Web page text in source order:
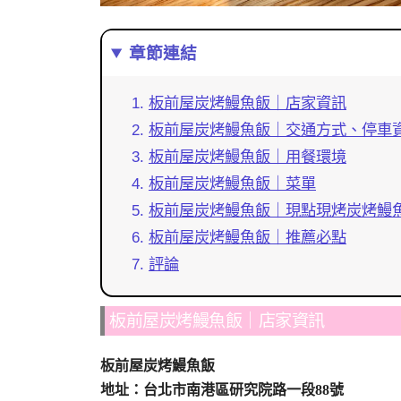
章節連結
板前屋炭烤鰻魚飯｜店家資訊
板前屋炭烤鰻魚飯｜交通方式、停車
板前屋炭烤鰻魚飯｜用餐環境
板前屋炭烤鰻魚飯｜菜單
板前屋炭烤鰻魚飯｜現點現烤炭烤鰻
板前屋炭烤鰻魚飯｜推薦必點
評論
板前屋炭烤鰻魚飯｜店家資訊
板前屋炭烤鰻魚飯
地址：台北市南港區研究院路一段88號